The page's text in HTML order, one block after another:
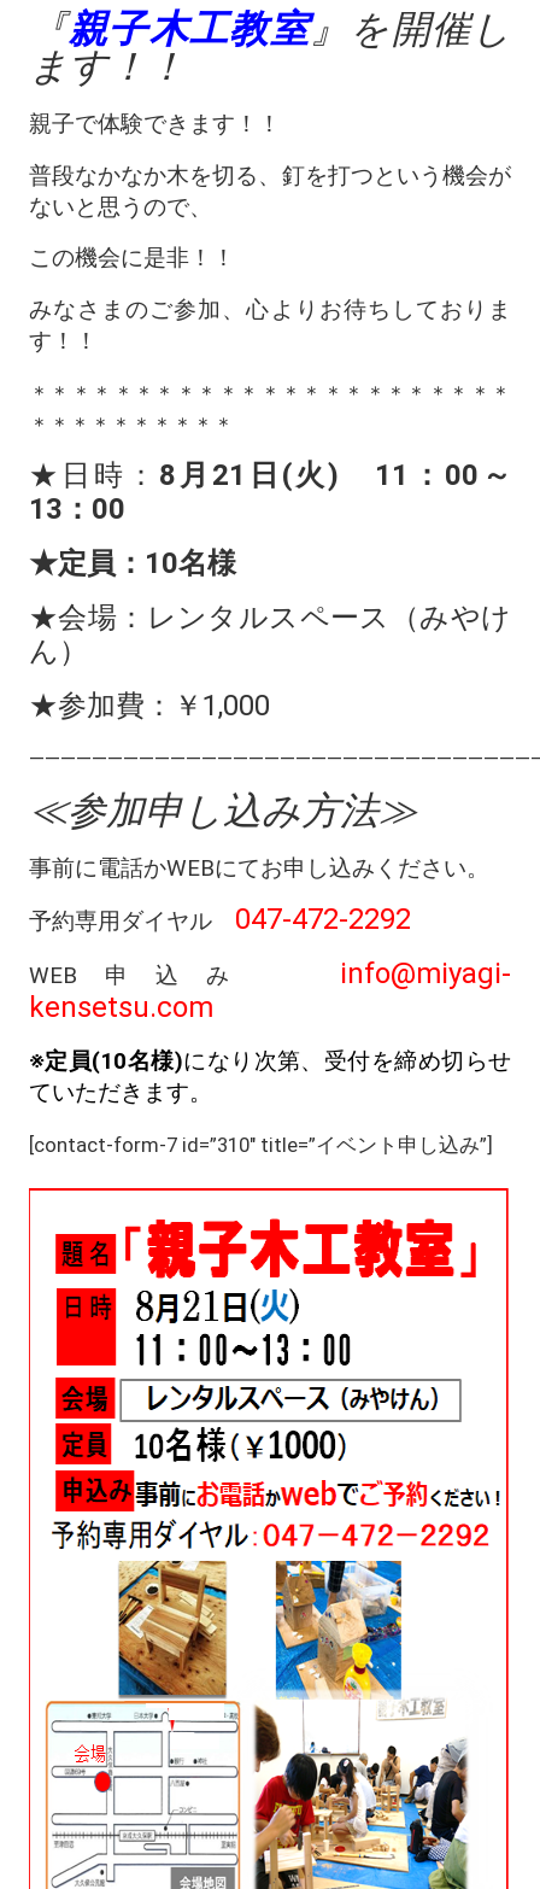
『親子木工教室』を開催し
ます！！
親子で体験できます！！
普段なかなか木を切る、釘を打つという機会が
ないと思うので、
この機会に是非！！
みなさまのご参加、心よりお待ちしておりま
す！！
＊＊＊＊＊＊＊＊＊＊＊＊＊＊＊＊＊＊＊＊＊＊＊
＊＊＊＊＊＊＊＊＊＊
★日時： 8月21日(火) 11：00～
13：00
★定員：10名様
★会場：レンタルスペース（みやけ
ん）
★参加費：￥1,000
≪参加申し込み方法≫
事前に電話かWEBにてお申し込みください。
予約専用ダイヤル 047-472-2292
WEB申込み info@miyagi-
kensetsu.com
※定員(10名様)になり次第、受付を締め切らせ
ていただきます。
[contact-form-7 id=”310″ title=”イベント申し込み”]